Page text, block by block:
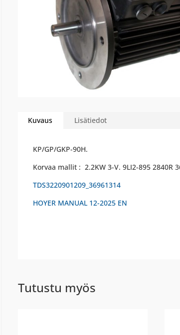
Kuvaus Lisätiedot
KP/GP/GKP-90H.
Korvaa mallit : 2.2KW 3-V. 9LI2-895 2840R
TDS3220901209_36961314
HOYER MANUAL 12-2025 EN
Tutustu myös